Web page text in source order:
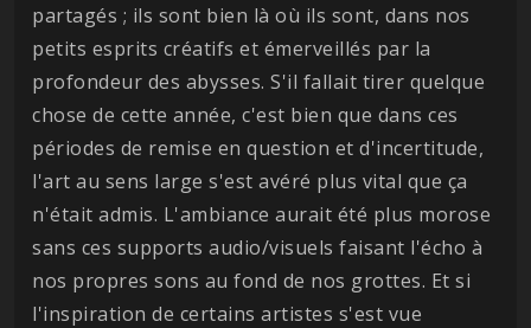
partagés ; ils sont bien là où ils sont, dans nos
petits esprits créatifs et émerveillés par la
profondeur des abysses. S'il fallait tirer quelque
chose de cette année, c'est bien que dans ces
périodes de remise en question et d'incertitude,
l'art au sens large s'est avéré plus vital que ça
n'était admis. L'ambiance aurait été plus morose
sans ces supports audio/visuels faisant l'écho à
nos propres sons au fond de nos grottes. Et si
l'inspiration de certains artistes s'est vue